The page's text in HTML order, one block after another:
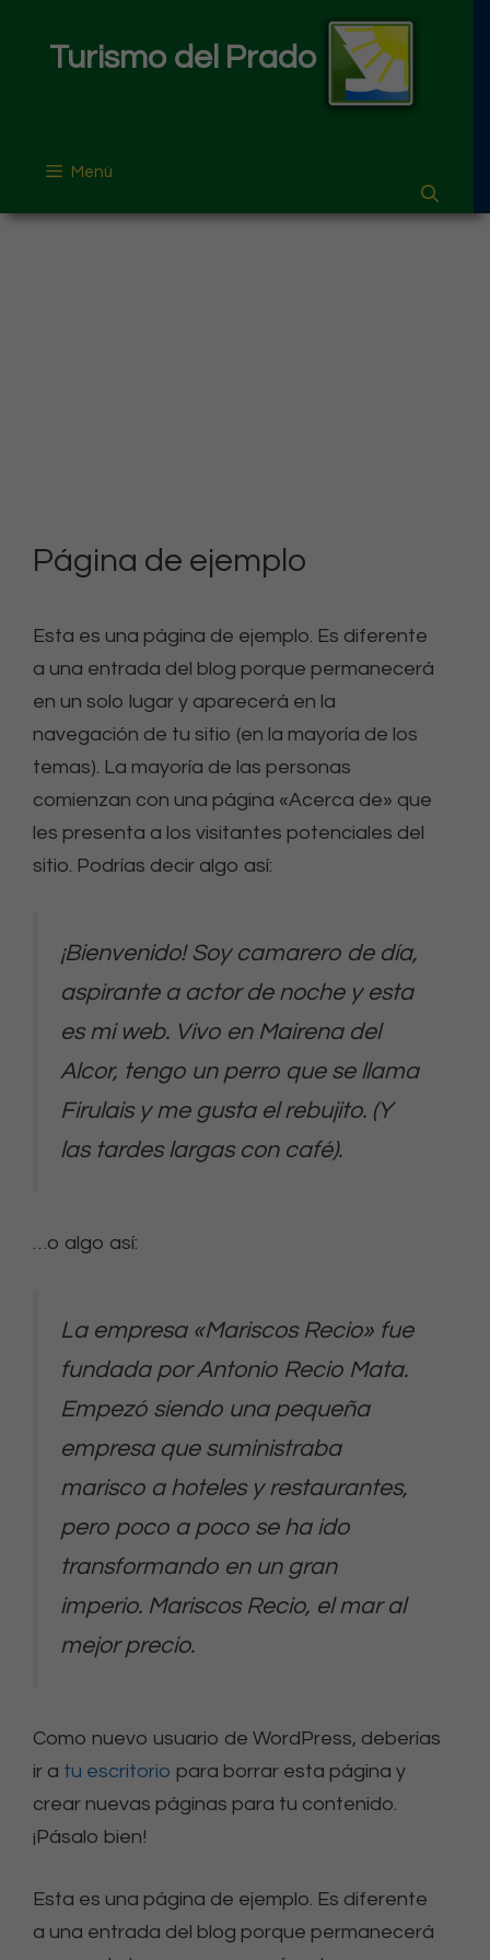
Turismo del Prado
Menú
Página de ejemplo
Esta es una página de ejemplo. Es diferente
a una entrada del blog porque permanecerá
en un solo lugar y aparecerá en la
navegación de tu sitio (en la mayoría de los
temas). La mayoría de las personas
comienzan con una página «Acerca de» que
les presenta a los visitantes potenciales del
sitio. Podrías decir algo así:
¡Bienvenido! Soy camarero de día,
aspirante a actor de noche y esta
es mi web. Vivo en Mairena del
Alcor, tengo un perro que se llama
Firulais y me gusta el rebujito. (Y
las tardes largas con café).
…o algo así:
La empresa «Mariscos Recio» fue
fundada por Antonio Recio Mata.
Empezó siendo una pequeña
empresa que suministraba
marisco a hoteles y restaurantes,
pero poco a poco se ha ido
transformando en un gran
imperio. Mariscos Recio, el mar al
mejor precio.
Como nuevo usuario de WordPress, deberías
ir a tu escritorio para borrar esta página y
crear nuevas páginas para tu contenido.
¡Pásalo bien!
Esta es una página de ejemplo. Es diferente
a una entrada del blog porque permanecerá